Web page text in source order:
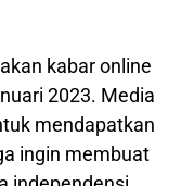
kabar online
2023. Media
mendapatkan
ingin membuat